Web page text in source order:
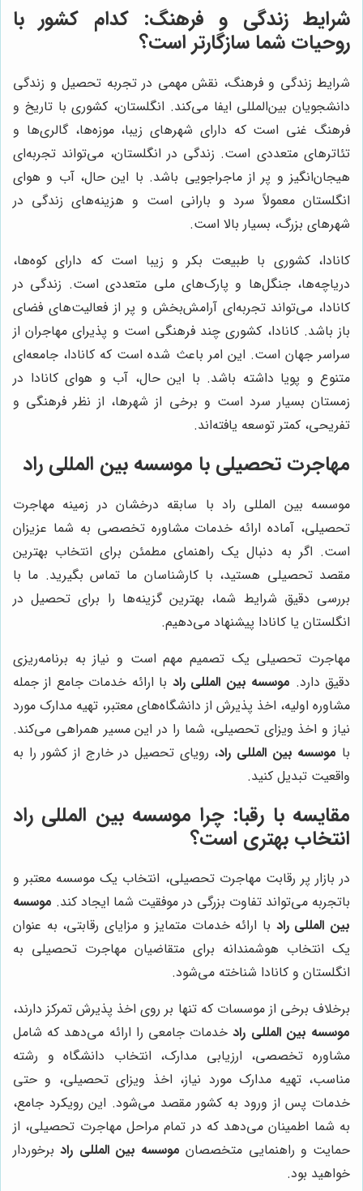
شرایط زندگی و فرهنگ: کدام کشور با
روحیات شما سازگارتر است؟
شرایط زندگی و فرهنگ، نقش مهمی در تجربه تحصیل و زندگی
دانشجویان بین‌المللی ایفا می‌کند. انگلستان، کشوری با تاریخ و
فرهنگ غنی است که دارای شهرهای زیبا، موزه‌ها، گالری‌ها و
تئاترهای متعددی است. زندگی در انگلستان، می‌تواند تجربه‌ای
هیجان‌انگیز و پر از ماجراجویی باشد. با این حال، آب و هوای
انگلستان معمولاً سرد و بارانی است و هزینه‌های زندگی در
شهرهای بزرگ، بسیار بالا است.
کانادا، کشوری با طبیعت بکر و زیبا است که دارای کوه‌ها،
دریاچه‌ها، جنگل‌ها و پارک‌های ملی متعددی است. زندگی در
کانادا، می‌تواند تجربه‌ای آرامش‌بخش و پر از فعالیت‌های فضای
باز باشد. کانادا، کشوری چند فرهنگی است و پذیرای مهاجران از
سراسر جهان است. این امر باعث شده است که کانادا، جامعه‌ای
متنوع و پویا داشته باشد. با این حال، آب و هوای کانادا در
زمستان بسیار سرد است و برخی از شهرها، از نظر فرهنگی و
تفریحی، کمتر توسعه یافته‌اند.
مهاجرت تحصیلی با موسسه بین المللی راد
موسسه بین المللی راد با سابقه درخشان در زمینه مهاجرت
تحصیلی، آماده ارائه خدمات مشاوره تخصصی به شما عزیزان
است. اگر به دنبال یک راهنمای مطمئن برای انتخاب بهترین
مقصد تحصیلی هستید، با کارشناسان ما تماس بگیرید. ما با
بررسی دقیق شرایط شما، بهترین گزینه‌ها را برای تحصیل در
انگلستان یا کانادا پیشنهاد می‌دهیم.
مهاجرت تحصیلی یک تصمیم مهم است و نیاز به برنامه‌ریزی
دقیق دارد. موسسه بین المللی راد با ارائه خدمات جامع از جمله
مشاوره اولیه، اخذ پذیرش از دانشگاه‌های معتبر، تهیه مدارک مورد
نیاز و اخذ ویزای تحصیلی، شما را در این مسیر همراهی می‌کند.
با موسسه بین المللی راد، رویای تحصیل در خارج از کشور را به
واقعیت تبدیل کنید.
مقایسه با رقبا: چرا موسسه بین المللی راد
انتخاب بهتری است؟
در بازار پر رقابت مهاجرت تحصیلی، انتخاب یک موسسه معتبر و
باتجربه می‌تواند تفاوت بزرگی در موفقیت شما ایجاد کند. موسسه
بین المللی راد با ارائه خدمات متمایز و مزایای رقابتی، به عنوان
یک انتخاب هوشمندانه برای متقاضیان مهاجرت تحصیلی به
انگلستان و کانادا شناخته می‌شود.
برخلاف برخی از موسسات که تنها بر روی اخذ پذیرش تمرکز دارند،
موسسه بین المللی رادخدمات جامعی را ارائه می‌دهد که شامل
مشاوره تخصصی، ارزیابی مدارک، انتخاب دانشگاه و رشته
مناسب، تهیه مدارک مورد نیاز، اخذ ویزای تحصیلی، و حتی
خدمات پس از ورود به کشور مقصد می‌شود. این رویکرد جامع،
به شما اطمینان می‌دهد که در تمام مراحل مهاجرت تحصیلی، از
حمایت و راهنمایی متخصصان موسسه بین المللی رادبرخوردار
خواهید بود.